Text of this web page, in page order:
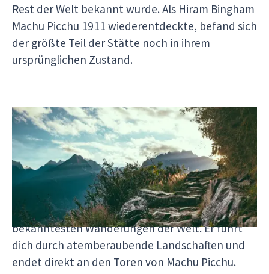
Rest der Welt bekannt wurde. Als Hiram Bingham
Machu Picchu 1911 wiederentdeckte, befand sich
der größte Teil der Stätte noch in ihrem
ursprünglichen Zustand.
Abenteuerliche Wanderungen und Treks
Für diejenigen, die die Natur und Abenteuer
lieben, bieten wir verschiedene Wanderungen
und Treks an:
Inka TrailDer klassische Inka Trail ist eine der
bekanntesten Wanderungen der Welt. Er führt
dich durch atemberaubende Landschaften und
endet direkt an den Toren von Machu Picchu.